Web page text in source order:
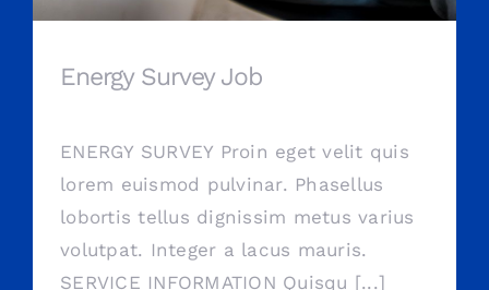
Energy Survey Job
ENERGY SURVEY Proin eget velit quis
lorem euismod pulvinar. Phasellus
lobortis tellus dignissim metus varius
volutpat. Integer a lacus mauris.
SERVICE INFORMATION Quisqu [...]